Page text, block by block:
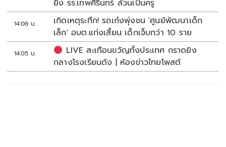
ยิง รร.เทพศิรินทร์ ล้วนเป็นครู
14:06 น.
เกิดเหตุระทึก! รถเก๋งพุ่งชน 'ศูนย์พัฒนาเด็ก
เล็ก' อบต.แก่งเสี้ยน เด็กเจ็บกว่า 10 ราย
14:05 น.
LIVE สะเทือนขวัญทั้งประเทศ กราดยิง
กลางโรงเรียนดัง | ห้องข่าวไทยโพสต์